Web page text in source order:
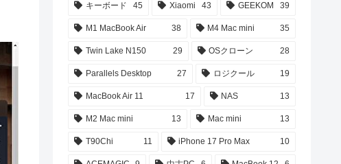
キーボード 45 Xiaomi 43 GEEKOM 39
M1 MacBook Air 38 M4 Mac mini 35
Twin Lake N150 29 OSクローン 28
Parallels Desktop 27 ロジクール 19
MacBook Air 11 17 NAS 13
M2 Mac mini 13 Mac mini 13
T90Chi 11 iPhone 17 Pro Max 10